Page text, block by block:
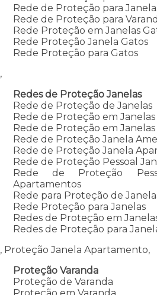
Rede de Proteção para
Rede de Proteção para
Rede Proteção em Janelas
Rede Proteção Janela Gatos
Rede Proteção para Gatos
,
Redes de Proteção Janelas
Rede de Proteção de Janelas
Rede de Proteção em Janelas
Rede de Proteção em Janelas
Rede de Proteção Janela
Rede de Proteção Janela
Rede de Proteção Pessoal
Rede de Proteção
Apartamentos
Rede para Proteção de
Rede Proteção para Janelas
Redes de Proteção em
Redes de Proteção para
, Proteção Janela Apartamento,
Proteção Varanda
Proteção de Varanda